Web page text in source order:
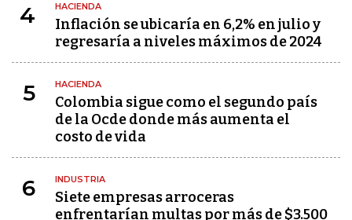
4 HACIENDA
Inflación se ubicaría en 6,2% en julio y
regresaría a niveles máximos de 2024
5 HACIENDA
Colombia sigue como el segundo país
de la Ocde donde más aumenta el
costo de vida
6 INDUSTRIA
Siete empresas arroceras
enfrentarían multas por más de $3.500